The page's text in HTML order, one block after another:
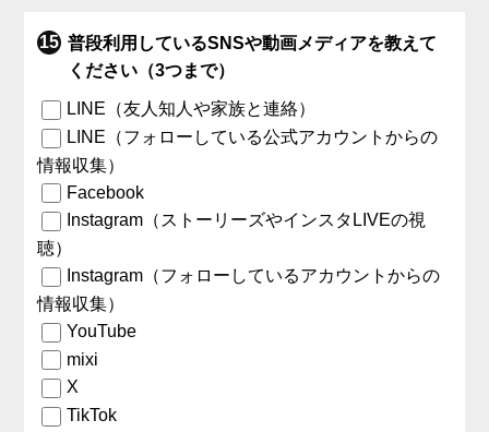
普段利用しているSNSや動画メディアを教えて
ください（3つまで）
LINE（友人知人や家族と連絡）
LINE（フォローしている公式アカウントからの
情報収集）
Facebook
Instagram（ストーリーズやインスタLIVEの視
聴）
Instagram（フォローしているアカウントからの
情報収集）
YouTube
mixi
X
TikTok